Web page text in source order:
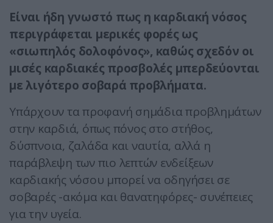
Είναι ήδη γνωστό πως η καρδιακή νόσος
περιγράφεται μερικές φορές ως
«σιωπηλός δολοφόνος», καθώς σχεδόν οι
μισές καρδιακές προσβολές μπερδεύονται
με λιγότερο σοβαρά προβλήματα.
Υπάρχουν τα προφανή σημάδια προβλημάτων
στην καρδιά, όπως πόνος στο στήθος,
δύσπνοια, ζαλάδα και ναυτία, αλλά η
παράβλεψη των πιο λεπτών ενδείξεων
καρδιακής νόσου μπορεί να οδηγήσει σε
σοβαρές -ακόμα και θανατηφόρες- συνέπειες
για την υγεία.